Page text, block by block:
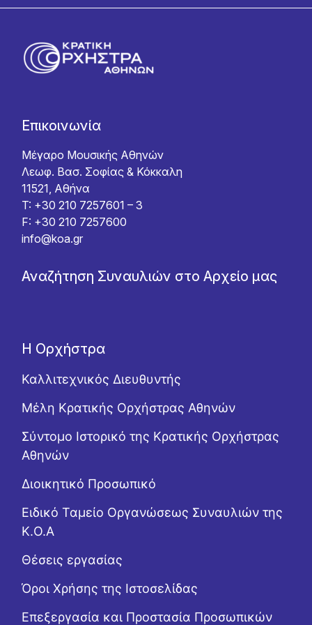
Επικοινωνία
Μέγαρο Μουσικής Αθηνών
Λεωφ. Βασ. Σοφίας & Κόκκαλη
11521, Αθήνα
T: +30 210 7257601 – 3
F: +30 210 7257600
info@koa.gr
Αναζήτηση Συναυλιών στο Αρχείο μας
Η Ορχήστρα
Καλλιτεχνικός Διευθυντής
Μέλη Κρατικής Ορχήστρας Αθηνών
Σύντομο Ιστορικό της Κρατικής Ορχήστρας
Αθηνών
Διοικητικό Προσωπικό
Ειδικό Ταμείο Οργανώσεως Συναυλιών της
Κ.Ο.Α
Θέσεις εργασίας
Όροι Χρήσης της Ιστοσελίδας
Επεξεργασία και Προστασία Προσωπικών